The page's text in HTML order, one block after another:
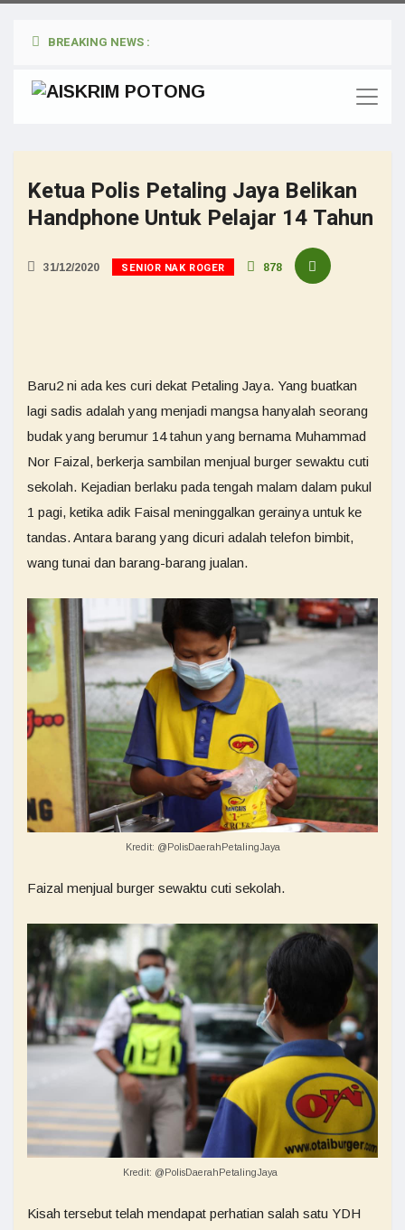
BREAKING NEWS :
Ketua Polis Petaling Jaya Belikan
Handphone Untuk Pelajar 14 Tahun
31/12/2020 SENIOR NAK ROGER 878
Baru2 ni ada kes curi dekat Petaling Jaya. Yang buatkan
lagi sadis adalah yang menjadi mangsa hanyalah seorang
budak yang berumur 14 tahun yang bernama Muhammad
Nor Faizal, berkerja sambilan menjual burger sewaktu cuti
sekolah. Kejadian berlaku pada tengah malam dalam pukul
1 pagi, ketika adik Faisal meninggalkan gerainya untuk ke
tandas. Antara barang yang dicuri adalah telefon bimbit,
wang tunai dan barang-barang jualan.
Kredit: @PolisDaerahPetalingJaya
Faizal menjual burger sewaktu cuti sekolah.
Kredit: @PolisDaerahPetalingJaya
Kisah tersebut telah mendapat perhatian salah satu YDH